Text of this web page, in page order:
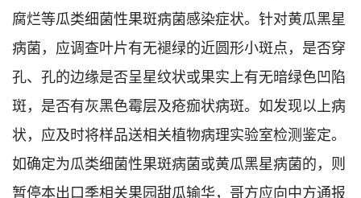
腐烂等瓜类细菌性果斑病菌感染症状。针对黄瓜黑星
病菌，应调查叶片有无褪绿的近圆形小斑点，是否穿
孔、孔的边缘是否呈星纹状或果实上有无暗绿色凹陷
斑，是否有灰黑色霉层及疮痂状病斑。如发现以上病
状，应及时将样品送相关植物病理实验室检测鉴定。
如确定为瓜类细菌性果斑病菌或黄瓜黑星病菌的，则
暂停本出口季相关果园甜瓜输华，哥方应向中方通报